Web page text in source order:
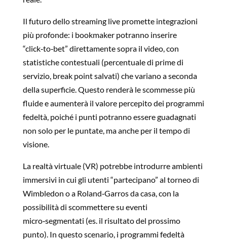
Il futuro dello streaming live promette integrazioni
più profonde: i bookmaker potranno inserire
“click‑to‑bet” direttamente sopra il video, con
statistiche contestuali (percentuale di prime di
servizio, break point salvati) che variano a seconda
della superficie. Questo renderà le scommesse più
fluide e aumenterà il valore percepito dei programmi
fedeltà, poiché i punti potranno essere guadagnati
non solo per le puntate, ma anche per il tempo di
visione.
La realtà virtuale (VR) potrebbe introdurre ambienti
immersivi in cui gli utenti “partecipano” al torneo di
Wimbledon o a Roland‑Garros da casa, con la
possibilità di scommettere su eventi
micro‑segmentati (es. il risultato del prossimo
punto). In questo scenario, i programmi fedeltà